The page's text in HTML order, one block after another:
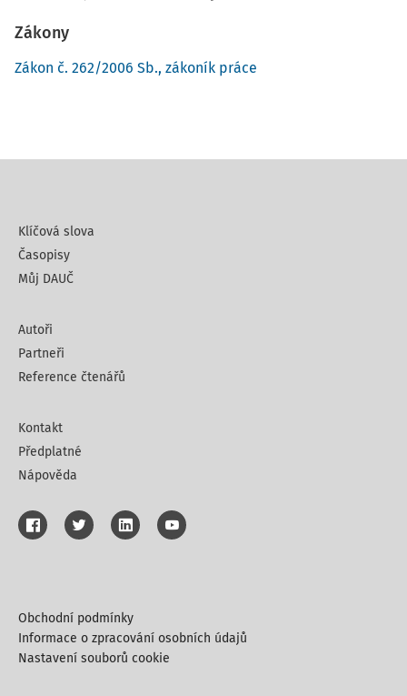
Zákony
Zákon č. 262/2006 Sb., zákoník práce
Klíčová slova
Časopisy
Můj DAUČ
Autoři
Partneři
Reference čtenářů
Kontakt
Předplatné
Nápověda
Obchodní podmínky
Informace o zpracování osobních údajů
Nastavení souborů cookie